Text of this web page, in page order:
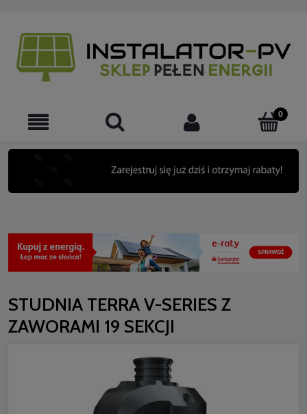
STUDNIA TERRA V-SERIES Z
ZAWORAMI 19 SEKCJI